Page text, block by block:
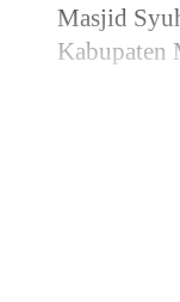
Masjid
Kabupaten